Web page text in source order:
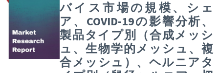
バイス市場の規模、シェ
ア、COVID-19の影響分析、
製品タイプ別（合成メッシ
ュ、生物学的メッシュ、複
合メッシュ）、ヘルニアタ